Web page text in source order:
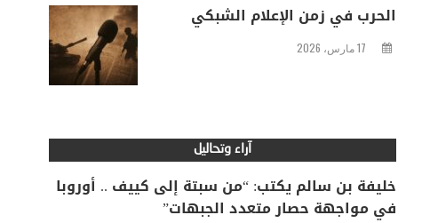
الحرب في زمن الإعلام الشبكي
17 مارس، 2026
آراء وتحاليل
خليفة بن سالم يكتب: “من سبتة إلى كييف .. أوروبا
في مواجهة حصار متعدد الجبهات”